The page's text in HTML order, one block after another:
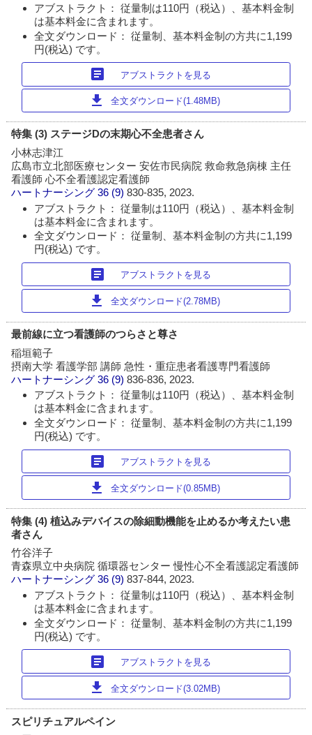
アブストラクト： 従量制は110円（税込）、基本料金制
は基本料金に含まれます。
全文ダウンロード： 従量制、基本料金制の方共に1,199
円(税込) です。
article アブストラクトを見る
download 全文ダウンロード(1.48MB)
特集 (3) ステージDの末期心不全患者さん
小林志津江
広島市立北部医療センター 安佐市民病院 救命救急病棟 主任
看護師 心不全看護認定看護師
ハートナーシング 36 (9)830-835, 2023.
アブストラクト： 従量制は110円（税込）、基本料金制
は基本料金に含まれます。
全文ダウンロード： 従量制、基本料金制の方共に1,199
円(税込) です。
article アブストラクトを見る
download 全文ダウンロード(2.78MB)
最前線に立つ看護師のつらさと尊さ
稲垣範子
摂南大学 看護学部 講師 急性・重症患者看護専門看護師
ハートナーシング 36 (9)836-836, 2023.
アブストラクト： 従量制は110円（税込）、基本料金制
は基本料金に含まれます。
全文ダウンロード： 従量制、基本料金制の方共に1,199
円(税込) です。
article アブストラクトを見る
download 全文ダウンロード(0.85MB)
特集 (4) 植込みデバイスの除細動機能を止めるか考えたい患
者さん
竹谷洋子
青森県立中央病院 循環器センター 慢性心不全看護認定看護師
ハートナーシング 36 (9)837-844, 2023.
アブストラクト： 従量制は110円（税込）、基本料金制
は基本料金に含まれます。
全文ダウンロード： 従量制、基本料金制の方共に1,199
円(税込) です。
article アブストラクトを見る
download 全文ダウンロード(3.02MB)
スピリチュアルペイン